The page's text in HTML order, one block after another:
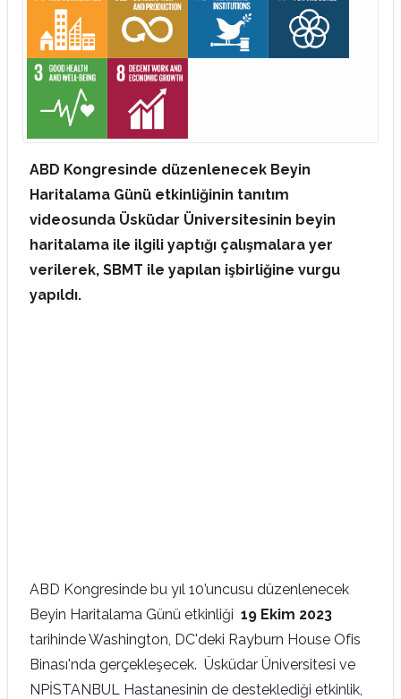
ABD Kongresinde düzenlenecek Beyin
Haritalama Günü etkinliğinin tanıtım
videosunda Üsküdar Üniversitesinin beyin
haritalama ile ilgili yaptığı çalışmalara yer
verilerek, SBMT ile yapılan işbirliğine vurgu
yapıldı.
ABD Kongresinde bu yıl 10’uncusu düzenlenecek
Beyin Haritalama Günü etkinliği 19 Ekim 2023
tarihinde Washington, DC'deki Rayburn House Ofis
Binası'nda gerçekleşecek. Üsküdar Üniversitesi ve
NPİSTANBUL Hastanesinin de desteklediği etkinlik,